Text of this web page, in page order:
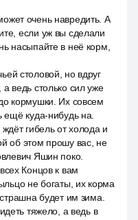
очень навредить. А
если уж вы сделали
насыпайте в неё корм,
столовой, но вдруг
ведь столько сил уже
кормушки. Их совсем
ещё куда-нибудь на.
гибель от холода и
об этом прошу вас, не
Яшин поко.
Концов к вам
не богаты, их корма
будет им зима.
тяжело, а ведь в